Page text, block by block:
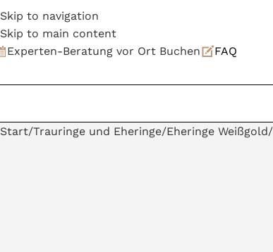
Skip to navigation
Skip to main content
Experten-Beratung vor Ort Buchen
FAQ
Start Trauringe und Eheringe Eheringe Weißgold